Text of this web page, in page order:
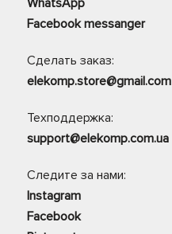
WhatsApp
Facebook messanger
Сделать заказ:
elekomp.store@gmail.com
Техподдержка:
support@elekomp.com.ua
Следите за нами:
Instagram
Facebook